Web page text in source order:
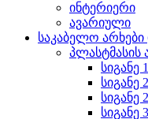
ინტერიერი
ავარიული
საკაბელო არხები
პლასტმასის
სიგანე
სიგანე
სიგანე
სიგანე